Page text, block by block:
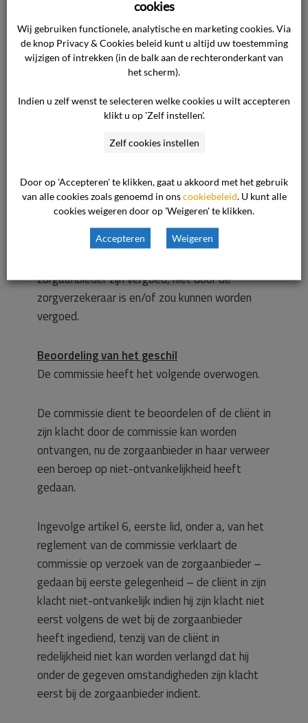
alle(inspannings)verplichtingen in het kader van
de met de cliënt gesloten tandheelkundige
behandelingsovereenkomst heeft voldaan,
waarbij van onzorgvuldig handelen geen sprake
is geweest. Zodoende komt klager geen recht
aldus de zorgaanbieder. Uit het enkele feit dat
resultaat, volgt geen juridische verplichting om
aan de cliënt schadevergoeding te betalen.
Overigens betwist de zorgaanbieder dat de
door de cliënt gevorderde kosten, die door de
zorgaanbieder zijn vergoed, niet door de
zorgverzekeraar is en/of zou kunnen worden
vergoed.
Beoordeling van het geschil
De commissie heeft het volgende overwogen.
De commissie dient te beoordelen of de cliënt in
zijn klacht door de commissie kan worden
ontvangen, nu de zorgaanbieder in haar verweer
een beroep op niet-ontvankelijkheid heeft
gedaan.
Ingevolge artikel 6, eerste lid, onder a, van het
reglement van de commissie verklaart de
commissie op verzoek van de zorgaanbieder –
gedaan bij eerste gelegenheid – de cliënt in zijn
klacht niet-ontvankelijk indien hij zijn klacht niet
eerst volgens de wet bij de zorgaanbieder
heeft ingediend, tenzij van de cliënt in
redelijkheid niet kan worden verlangd dat hij
onder de gegeven omstandigheden zijn klacht
eerst bij de zorgaanbieder indient.
cookies
Wij gebruiken functionele, analytische en marketing cookies. Via
de knop Privacy & Cookies beleid kunt u altijd uw toestemming
wijzigen of intrekken (in de balk aan de rechteronderkant van
het scherm).
Indien u zelf wenst te selecteren welke cookies u wilt accepteren
klikt u op 'Zelf instellen'.
Zelf cookies instellen
Door op 'Accepteren' te klikken, gaat u akkoord met het gebruik
van alle cookies zoals genoemd in onscookiebeleid . U kunt alle
cookies weigeren door op 'Weigeren' te klikken.
Accepteren Weigeren